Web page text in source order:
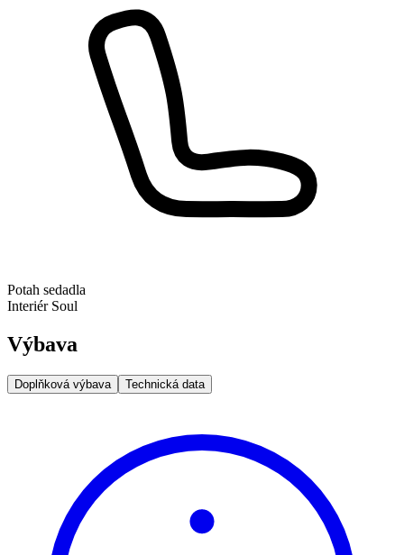
Potah sedadla
Interiér Soul
Výbava
Doplňková výbava Technická data